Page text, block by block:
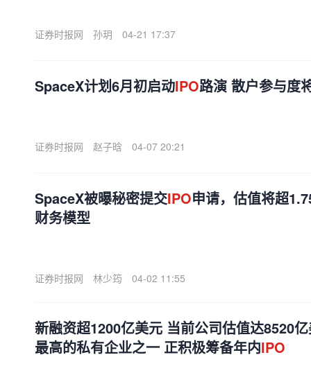
证券时报网 孙玥 04-21 17:37
SpaceX计划6月初启动IPO路演 散户参与度
证券时报网 赵子晗 04-07 20:21
SpaceX被曝秘密提交IPO申请，估值将超
财务模型
证券时报网 林少筠 04-02 11:55
新融资超1200亿美元 当前公司估值达8520
最高的私有企业之一 正积极筹备年内IPO